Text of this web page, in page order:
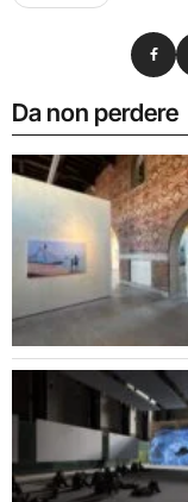
Da non perdere